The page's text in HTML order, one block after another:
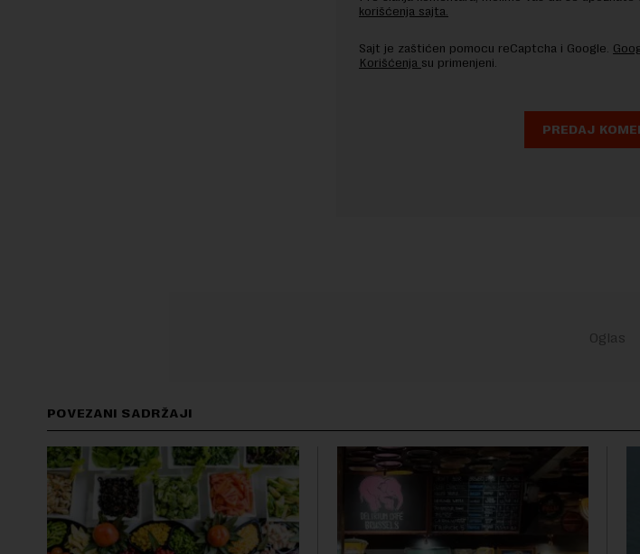
korišćenja sajta.
Sajt je zaštićen pomocu reCaptcha i Google.
Korišćenja su primenjeni.
POVEZANI SADRŽAJI